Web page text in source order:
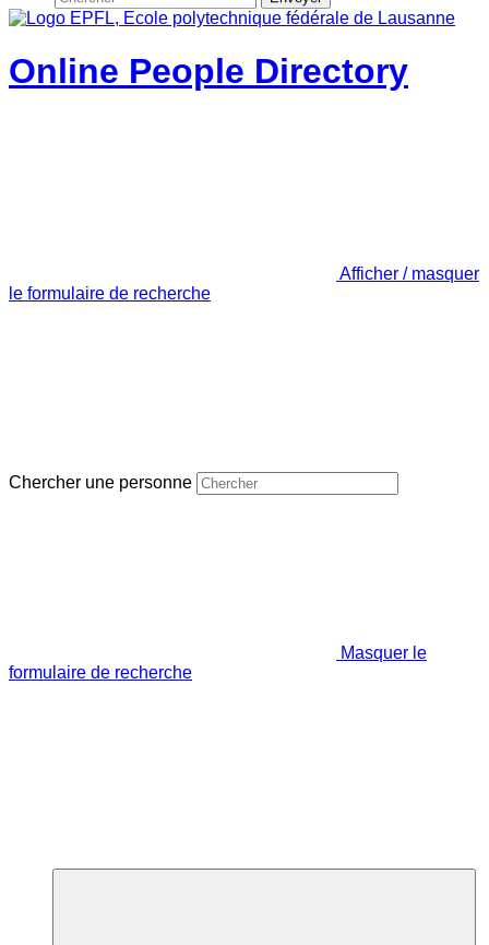
Online People Directory
Afficher / masquer
le formulaire de recherche
Chercher une personne
Masquer le
formulaire de recherche